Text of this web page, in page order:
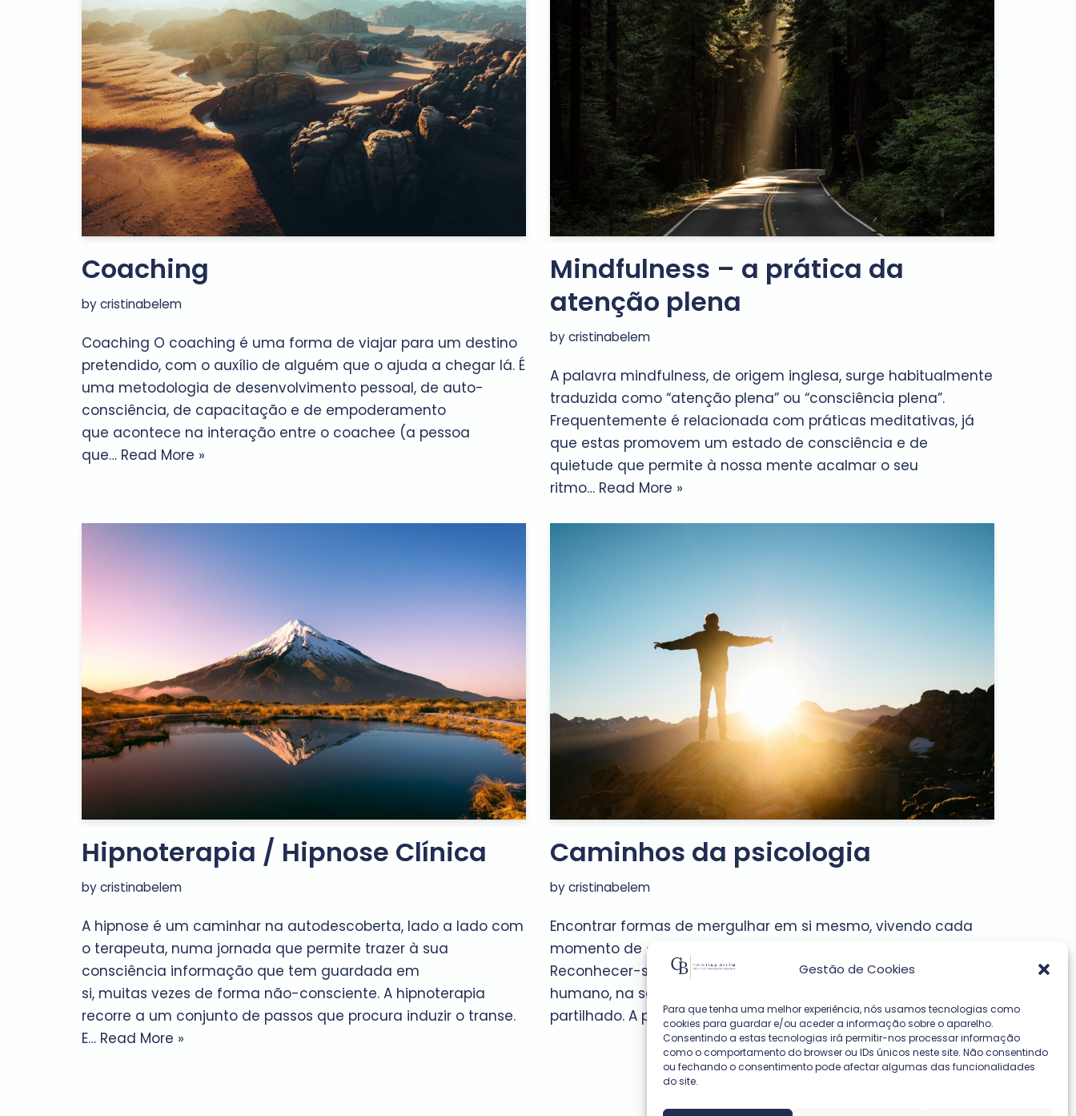
Gestão de Cookies
Para que tenha uma melhor experiência, nós usamos tecnologias como
cookies para guardar e/ou aceder a informação sobre o aparelho.
Consentindo a estas tecnologias irá permitir-nos processar informação
como o comportamento do browser ou IDs únicos neste site. Não consentindo
ou fechando o consentimento pode afectar algumas das funcionalidades
do site.
Coaching
bycristinabelem
Coaching O coaching é uma forma de viajar para um destino
pretendido, com o auxílio de alguém que o ajuda a chegar lá. É
uma metodologia de desenvolvimento pessoal, de auto-
consciência, de capacitação e de empoderamento
que acontece na interação entre o coachee (a pessoa
que… Read More »
Mindfulness – a prática da
atenção plena
bycristinabelem
A palavra mindfulness, de origem inglesa, surge habitualmente
traduzida como “atenção plena” ou “consciência plena”.
Frequentemente é relacionada com práticas meditativas, já
que estas promovem um estado de consciência e de
quietude que permite à nossa mente acalmar o seu
ritmo… Read More »
Hipnoterapia / Hipnose Clínica
bycristinabelem
A hipnose é um caminhar na autodescoberta, lado a lado com
o terapeuta, numa jornada que permite trazer à sua
consciência informação que tem guardada em
si, muitas vezes de forma não-consciente. A hipnoterapia
recorre a um conjunto de passos que procura induzir o transe.
E… Read More »
Caminhos da psicologia
bycristinabelem
Encontrar formas de mergulhar em si mesmo, vivendo cada
momento de auto-encontro e de auto-descoberta.
Reconhecer-se num processo de desenvolvimento pessoal e
humano, na senda de um caminho que é único e que pode ser
partilhado. A psicologia permite que…Read More »